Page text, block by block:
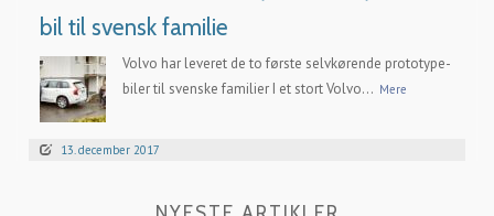
bil til svensk familie
Volvo har leveret de to første selvkørende prototype-
biler til svenske familier I et stort Volvo... Mere
13. december 2017